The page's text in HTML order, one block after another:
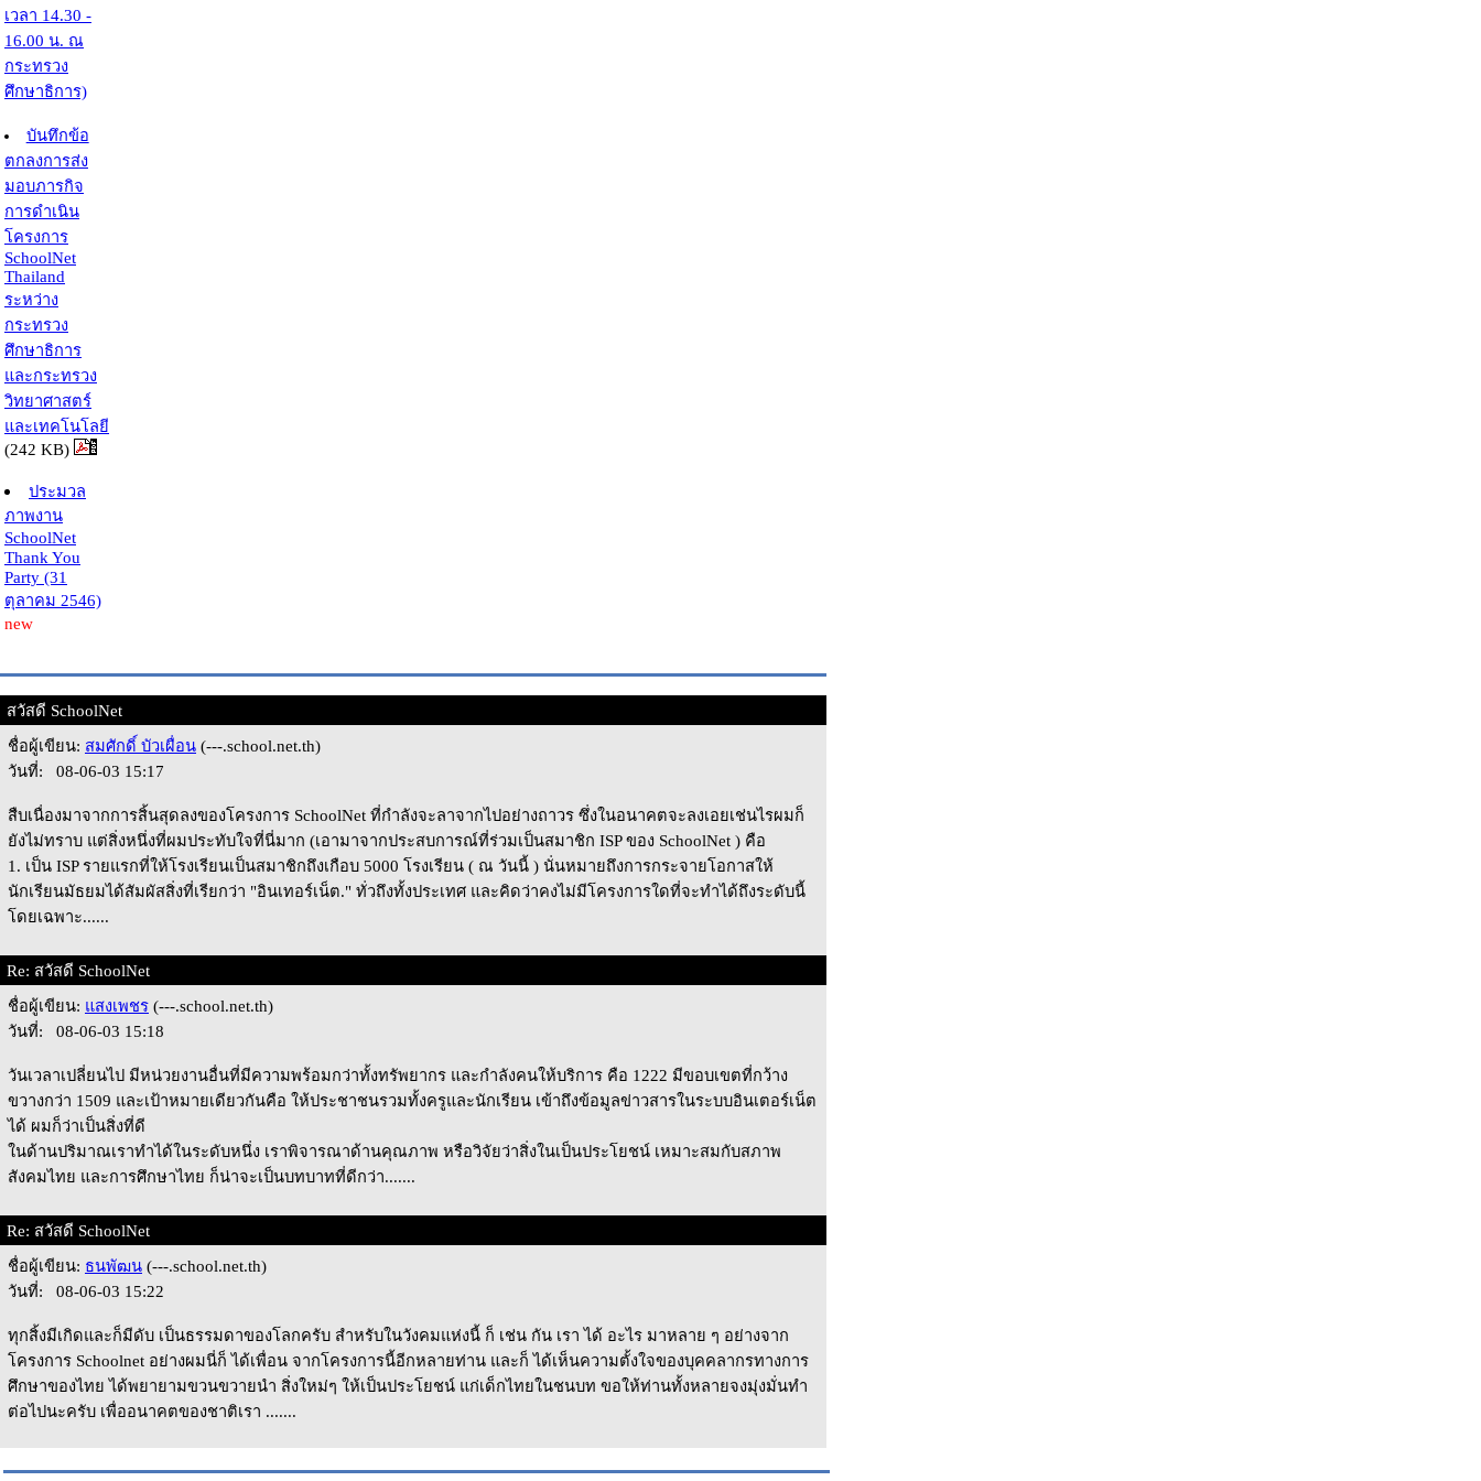
เวลา 14.30 -
16.00 น. ณ
กระทรวง
ศึกษาธิการ)
บันทึกข้อ
ตกลงการส่ง
มอบภารกิจ
การดำเนิน
โครงการ
SchoolNet
Thailand
ระหว่าง
กระทรวง
ศึกษาธิการ
และกระทรวง
วิทยาศาสตร์
และเทคโนโลยี
(242 KB)
ประมวล
ภาพงาน
SchoolNet
Thank You
Party (31
ตุลาคม 2546)
new
สวัสดี SchoolNet
ชื่อผู้เขียน: สมศักดิ์ บัวเผื่อน (---.school.net.th)
วันที่: 08-06-03 15:17
สืบเนื่องมาจากการสิ้นสุดลงของโครงการ SchoolNet ที่กำลังจะลาจากไปอย่างถาวร ซึ่งในอนาคตจะลงเอยเช่นไรผมก็
ยังไม่ทราบ แต่สิ่งหนึ่งที่ผมประทับใจที่นี่มาก (เอามาจากประสบการณ์ที่ร่วมเป็นสมาชิก ISP ของ SchoolNet ) คือ
1. เป็น ISP รายแรกที่ให้โรงเรียนเป็นสมาชิกถึงเกือบ 5000 โรงเรียน ( ณ วันนี้ ) นั่นหมายถึงการกระจายโอกาสให้
นักเรียนมัธยมได้สัมผัสสิ่งที่เรียกว่า "อินเทอร์เน็ต." ทั่วถึงทั้งประเทศ และคิดว่าคงไม่มีโครงการใดที่จะทำได้ถึงระดับนี้
โดยเฉพาะ......
Re: สวัสดี SchoolNet
ชื่อผู้เขียน: แสงเพชร (---.school.net.th)
วันที่: 08-06-03 15:18
วันเวลาเปลี่ยนไป มีหน่วยงานอื่นที่มีความพร้อมกว่าทั้งทรัพยากร และกำลังคนให้บริการ คือ 1222 มีขอบเขตที่กว้าง
ขวางกว่า 1509 และเป้าหมายเดียวกันคือ ให้ประชาชนรวมทั้งครูและนักเรียน เข้าถึงข้อมูลข่าวสารในระบบอินเตอร์เน็ต
ได้ ผมก็ว่าเป็นสิ่งที่ดี
ในด้านปริมาณเราทำได้ในระดับหนึ่ง เราพิจารณาด้านคุณภาพ หรือวิจัยว่าสิ่งในเป็นประโยชน์ เหมาะสมกับสภาพ
สังคมไทย และการศึกษาไทย ก็น่าจะเป็นบทบาทที่ดีกว่า.......
Re: สวัสดี SchoolNet
ชื่อผู้เขียน: ธนพัฒน (---.school.net.th)
วันที่: 08-06-03 15:22
ทุกสิ้งมีเกิดและก็มีดับ เป็นธรรมดาของโลกครับ สำหรับในวังคมแห่งนี้ ก็ เช่น กัน เรา ได้ อะไร มาหลาย ๆ อย่างจาก
โครงการ Schoolnet อย่างผมนี่ก็ ได้เพื่อน จากโครงการนี้อีกหลายท่าน และก็ ได้เห็นความตั้งใจของบุคคลากรทางการ
ศึกษาของไทย ได้พยายามขวนขวายนำ สิ่งใหม่ๆ ให้เป็นประโยชน์ แก่เด็กไทยในชนบท ขอให้ท่านทั้งหลายจงมุ่งมั่นทำ
ต่อไปนะครับ เพื่ออนาคตของชาติเรา .......